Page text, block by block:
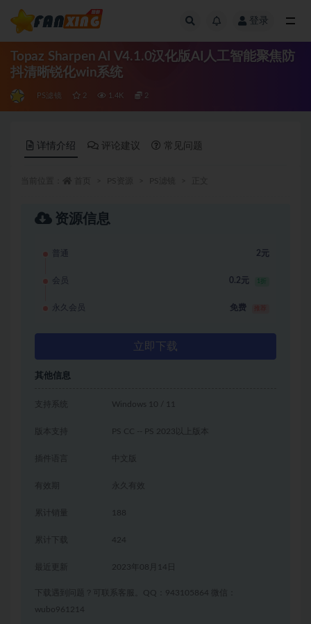
登录
Topaz Sharpen AI V4.1.0汉化版AI人工智能聚焦防
抖清晰锐化win系统
PS滤镜 2 1.4K 2
详情介绍 评论建议 常见问题
资源信息
普通 2元
会员 0.2元 1折
永久会员 免费
立即下载
其他信息
支持系统 Windows 10 / 11
版本支持 PS CC -- PS 2023以上版本
中文版
有效期 永久有效
累计销量 188
累计下载 424
2023年08月14日
下载遇到问题？可联系客服。QQ：943105864 微信：
wubo961214